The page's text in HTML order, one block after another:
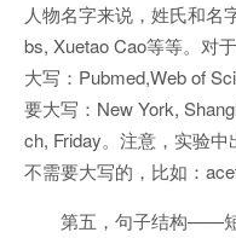
人物名字来说，姓氏和名
bs, Xuetao Cao等等。对
大写：Pubmed,Web of
要大写：New York,
ch, Friday。注意，实验
不需要大写的，比如：
第五，句子结构——